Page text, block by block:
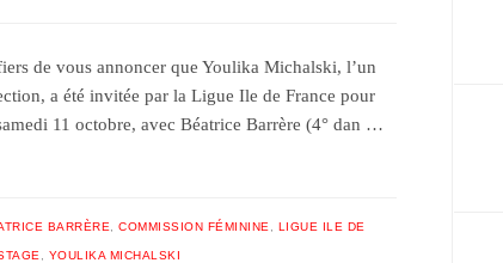
de vous annoncer que Youlika Michalski, l’un
a été invitée par la Ligue Ile de France pour
11 octobre, avec Béatrice Barrère (4° dan …
BARRÈRE COMMISSION FÉMININE LIGUE ILE DE
YOULIKA MICHALSKI